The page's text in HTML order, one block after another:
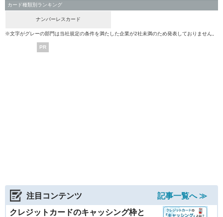
カード種類別ランキング
ナンバーレスカード
※文字がグレーの部門は当社規定の条件を満たした企業が2社未満のため発表しておりません。
PR
注目コンテンツ
記事一覧へ ≫
クレジットカードのキャッシング枠と